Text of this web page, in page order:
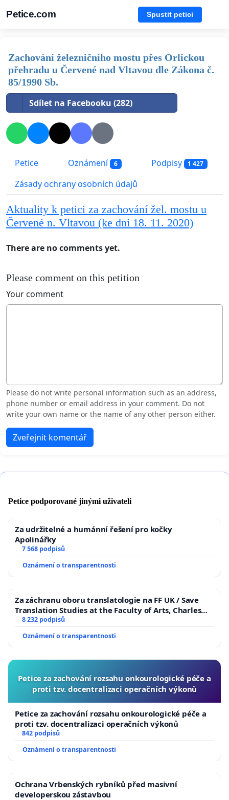
Petice.com Spustit petici
Zachování železničního mostu přes Orlickou
přehradu u Červené nad Vltavou dle Zákona č.
85/1990 Sb.
Sdílet na Facebooku (282)
Petice Oznámení 6 Podpisy 1 427
Zásady ochrany osobních údajů
Aktuality k petici za zachování žel. mostu u
Červené n. Vltavou (ke dni 18. 11. 2020)
There are no comments yet.
Please comment on this petition
Your comment
Please do not write personal information such as an address,
phone number or email address in your comment. Do not
write your own name or the name of any other person either.
Zveřejnit komentář
Petice podporované jinými uživateli
Za udržitelné a humánní řešení pro kočky
Apolinářky
7 568 podpisů
Oznámení o transparentnosti
Za záchranu oboru translatologie na FF UK / Save
Translation Studies at the Faculty of Arts, Charles
University
8 232 podpisů
Oznámení o transparentnosti
Petice za zachování rozsahu onkourologické péče a
proti tzv. docentralizaci operačních výkonů
Petice za zachování rozsahu onkourologické péče a
proti tzv. docentralizaci operačních výkonů
842 podpisů
Oznámení o transparentnosti
Ochrana Vrbenských rybníků před masivní
developerskou zástavbou